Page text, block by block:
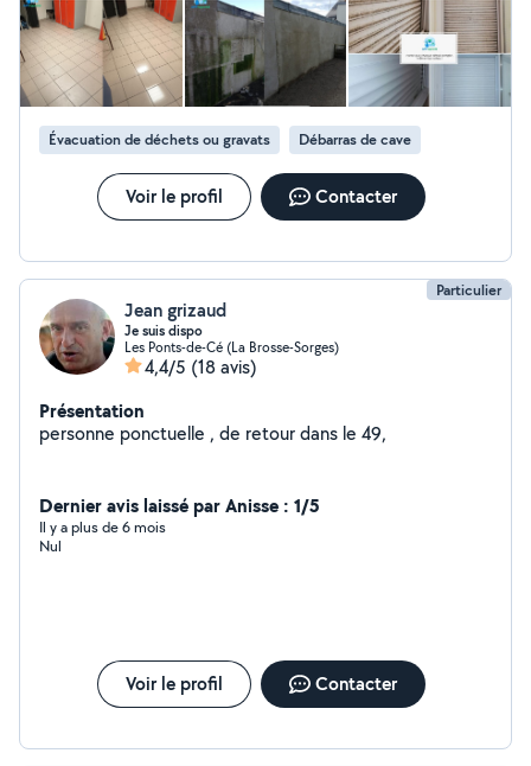
me contacter pour un devis gratuit ou simplement pour
poser vos questions sur mes prestations. Au plaisir
d'échanger avec vous et de contribuer à un
environnement propre et agréable !
Évacuation de déchets ou gravats Débarras de cave
Voir le profil Contacter
Particulier
Jean grizaud
Je suis dispo
Les Ponts-de-Cé (La Brosse-Sorges)
4,4/5 (18 avis)
Présentation
personne ponctuelle , de retour dans le 49,
Dernier avis laissé par Anisse : 1/5
Il y a plus de 6 mois
Nul
Voir le profil Contacter